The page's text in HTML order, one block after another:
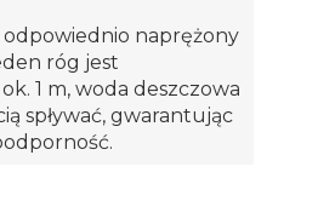
odpowiednio naprężony
róg jest
1 m, woda deszczowa
spływać, gwarantując